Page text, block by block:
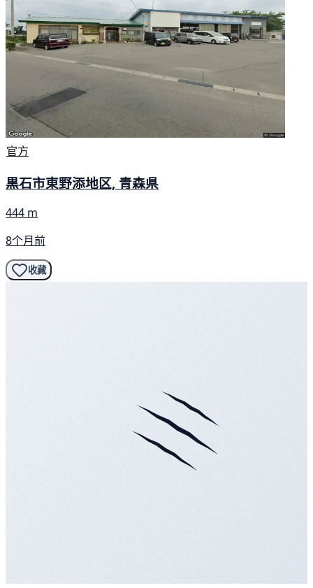
官方
黒石市東野添地区, 青森県
444 m
8个月前
收藏